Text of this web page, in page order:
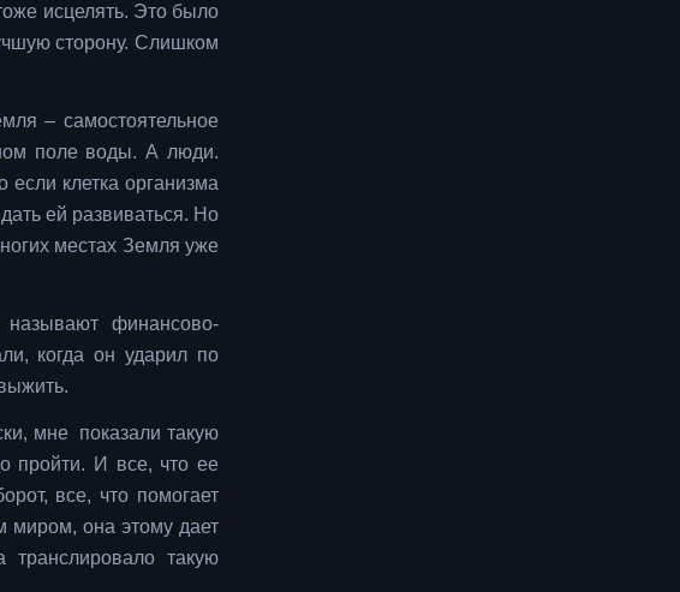
исцелять. Это было
сторону. Слишком
– самостоятельное
поле воды. А люди.
клетка организма
ей развиваться. Но
местах Земля уже
финансово-
когда он ударил по
мне показали такую
пройти. И все, что ее
все, что помогает
миром, она этому дает
такую